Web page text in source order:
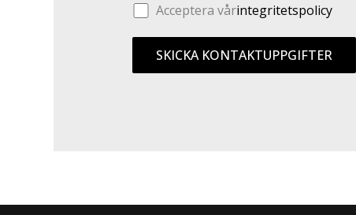
Acceptera vårintegritetspolicy